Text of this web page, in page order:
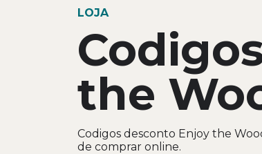
LOJA
the
Codigos desconto Enjoy the
de comprar online.